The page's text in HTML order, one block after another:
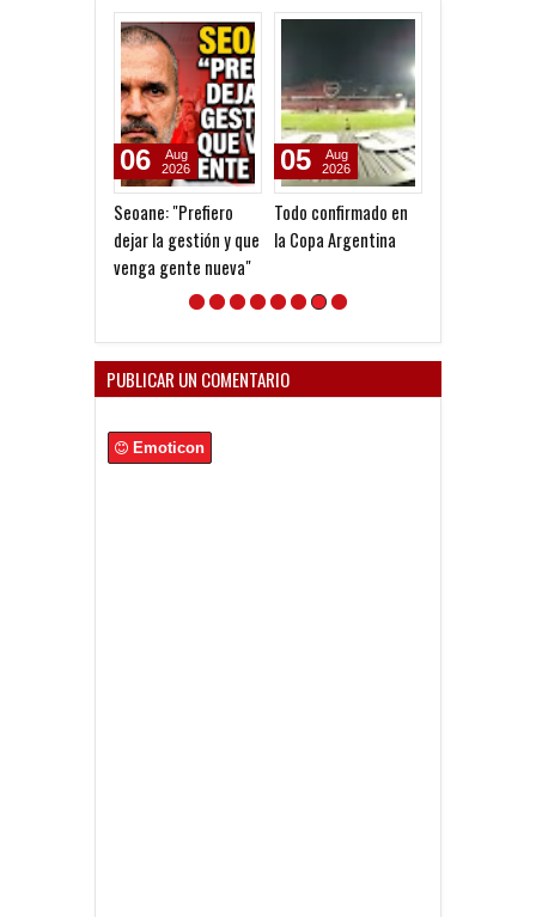
Seoane: "Prefiero
dejar la gestión y que
venga gente nueva"
06
Aug
2026
Todo confirmado en
la Copa Argentina
05
Aug
2026
PUBLICAR UN COMENTARIO
Emoticon